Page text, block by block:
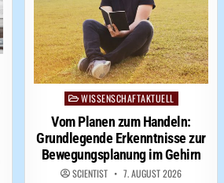
PostedWISSENSCHAFTAKTUELL
Vom Planen zum Handeln:
Grundlegende Erkenntnisse zur
Bewegungsplanung im Gehirn
SCIENTIST 7. AUGUST 2026